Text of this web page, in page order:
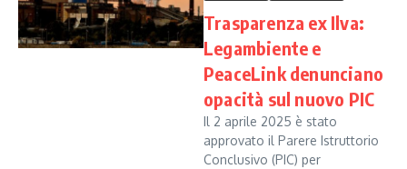
Trasparenza ex Ilva:
Legambiente e
PeaceLink denunciano
opacità sul nuovo PIC
Il 2 aprile 2025 è stato
approvato il Parere Istruttorio
Conclusivo (PIC) per